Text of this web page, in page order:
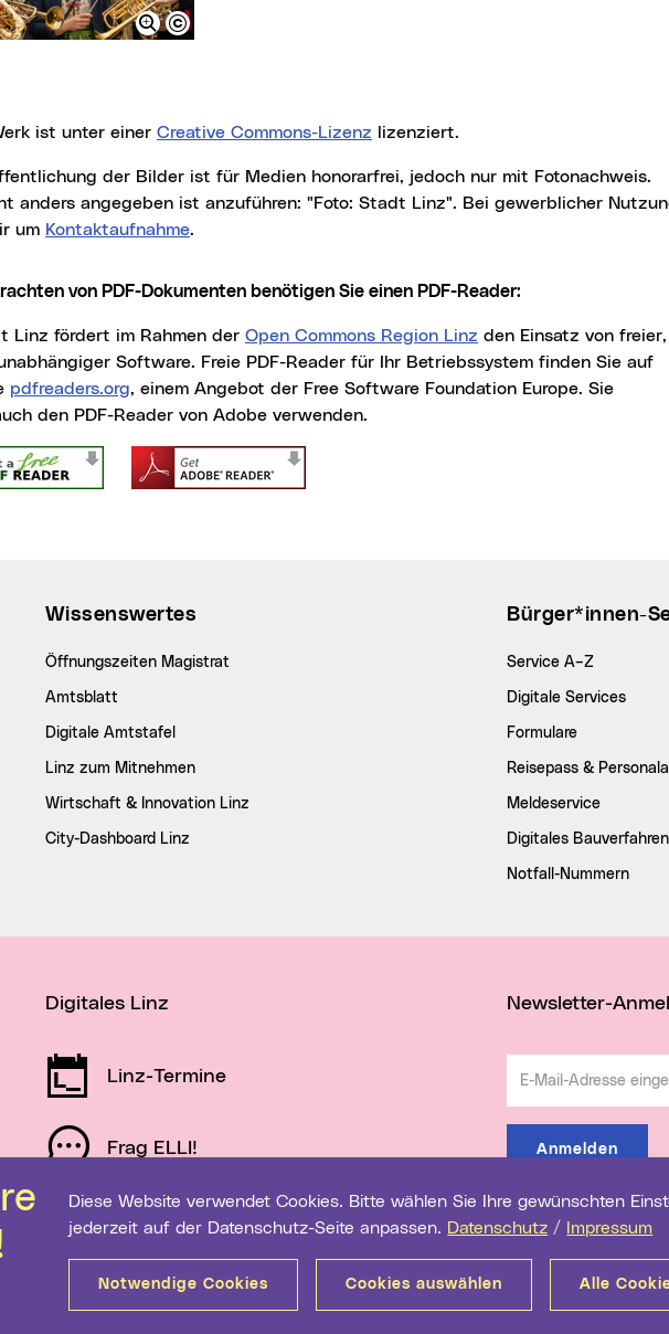
Diese Website verwendet Cookies. Bitte wählen Sie Ihre gewünschten Einstellungen. Diese können Sie
jederzeit auf der Datenschutz-Seite anpassen. Datenschutz / Impressum
Notwendige Cookies Cookies auswählen Alle
ist unter einer Creative Commons-Lizenz lizenziert.
anders angegeben ist anzuführen: "Foto: Stadt Linz". Bei gewerblicher
um Kontaktaufnahme.
von PDF-Dokumenten benötigen Sie einen PDF-Reader:
Linz fördert im Rahmen der Open Commons Region Linz den Einsatz von freier,
Software. Freie PDF-Reader für Ihr Betriebssystem finden Sie auf
pdfreaders.org(neues Fenster)
, einem Angebot der Free Software Foundation Europe. Sie
den PDF-Reader von Adobe verwenden.
Wissenswertes
Öffnungszeiten Magistrat
Amtsblatt
Digitale Amtstafel
Linz zum Mitnehmen
Wirtschaft & Innovation Linz
City-Dashboard Linz
Bürger*innen-
Service A–Z
Digitale Services
Formulare
Reisepass &
Meldeservice
Digitales Bauverfahren
Notfall-Nummern
Digitales Linz
Linz-Termine
Frag ELLI!
Schau auf Linz
Newsletter-
Anmelden